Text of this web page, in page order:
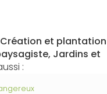
Création et plantation
Jardins et
: